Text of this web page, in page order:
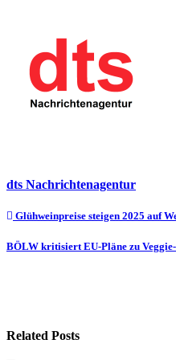
dts Nachrichtenagentur
Beitragsnavigation
Glühweinpreise steigen 2025 auf
BÖLW kritisiert EU-Pläne zu
Related Posts